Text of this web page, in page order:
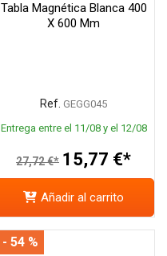
Tabla Magnética Blanca 400
X 600 Mm
Ref. GEGG045
Entrega entre el 11/08 y el 12/08
27,72 €* 15,77 €*
Añadir al carrito
- 54 %